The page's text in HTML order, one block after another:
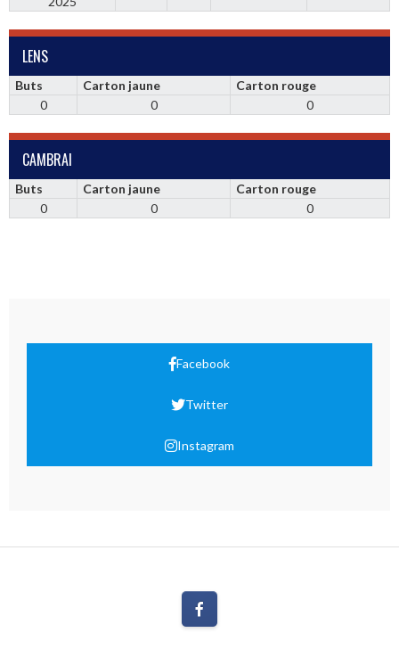
LENS
Buts Carton jaune
Carton rouge
0
0 0
CAMBRAI
Buts Carton jaune
Carton rouge
0
0 0
Facebook
Twitter
Instagram